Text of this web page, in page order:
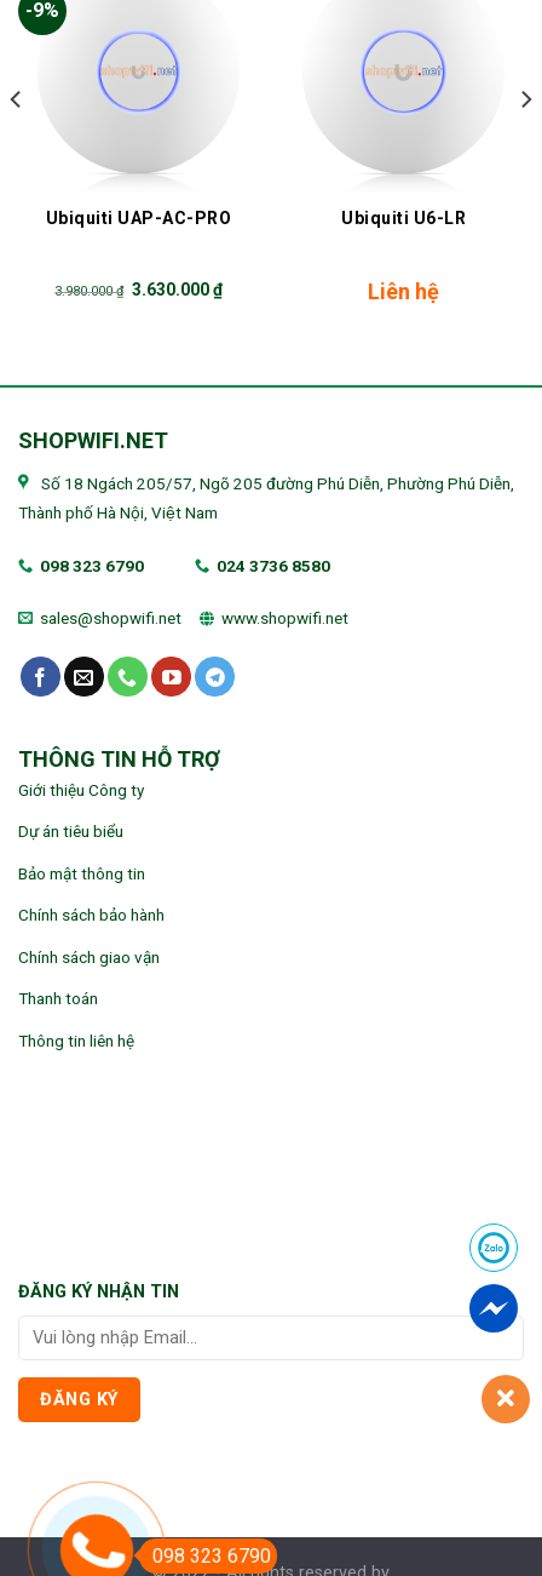
-9%
Ubiquiti UAP-AC-PRO
3.980.000₫ Original
price
3.630.000₫Current
price
Ubiquiti U6-LR
Liên hệ
SHOPWIFI.NET
Số 18 Ngách 205/57, Ngõ 205 đường Phú Diễn, Phường Phú Diễn,
Thành phố Hà Nội, Việt Nam
098 323 6790 024 3736 8580
sales@shopwifi.net www.shopwifi.net
THÔNG TIN HỖ TRỢ
Giới thiệu Công ty
Dự án tiêu biểu
Bảo mật thông tin
Chính sách bảo hành
Chính sách giao vận
Thanh toán
Thông tin liên hệ
ĐĂNG KÝ NHẬN TIN
098 323 6790